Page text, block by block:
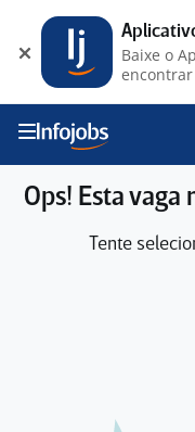
Ops! Esta
Tente
Baixe o